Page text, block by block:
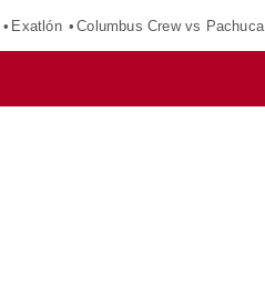
Exatlón Columbus Crew vs Pachuca